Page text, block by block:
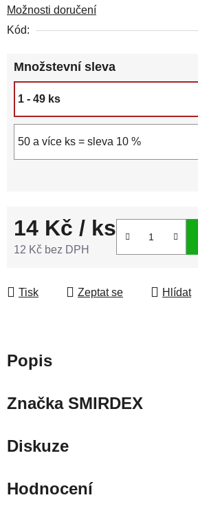
Možnosti doručení
Kód:
Množstevní sleva
1 - 49 ks
50 a více ks = sleva 10 %
14 Kč / ks
12 Kč bez DPH
Tisk Zeptat se Hlídat
Popis
ZnačkaSMIRDEX
Diskuze
Hodnocení